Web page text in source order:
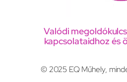
Valódi
kapcsolataidhoz és
© 2025 EQ Műhely,